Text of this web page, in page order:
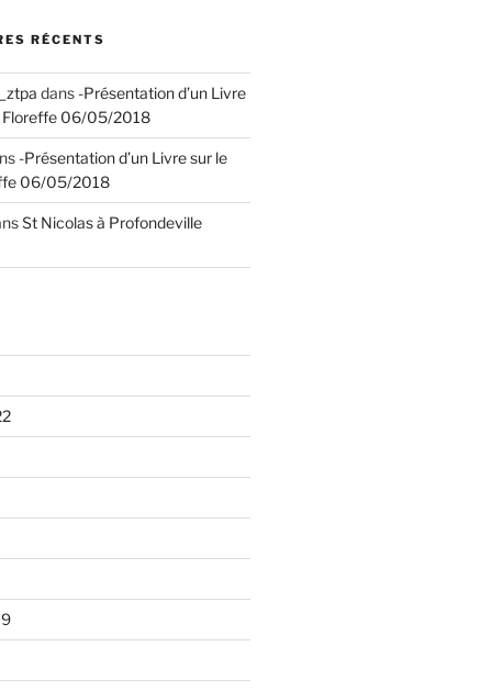
RÉCENTS
dans -Présentation d’un Livre
Floreffe 06/05/2018
-Présentation d’un Livre sur le
06/05/2018
St Nicolas à Profondeville